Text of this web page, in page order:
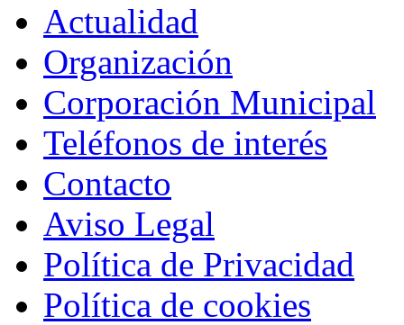
Actualidad
Organización
Corporación Municipal
Teléfonos de interés
Contacto
Aviso Legal
Política de Privacidad
Política de cookies